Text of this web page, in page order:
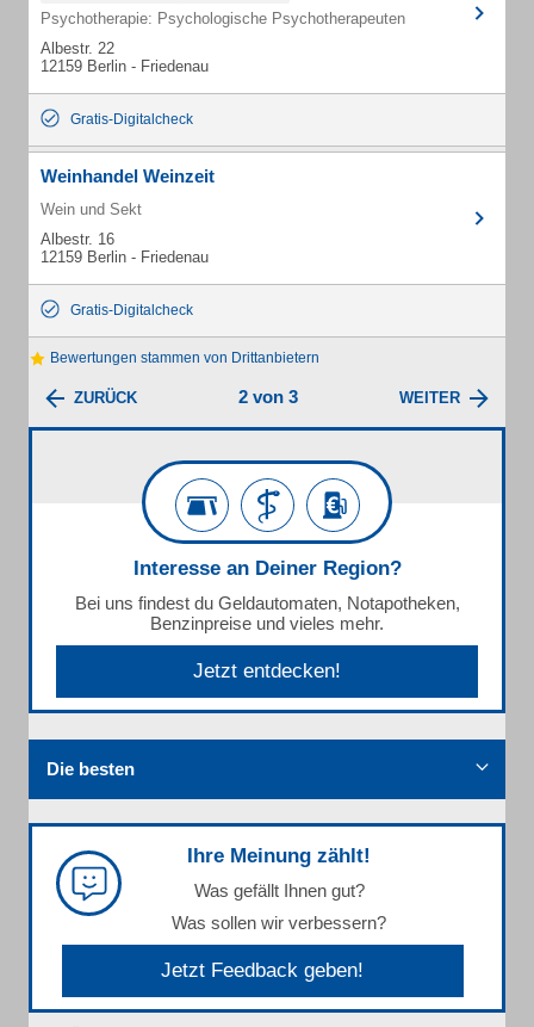
Psychotherapie: Psychologische Psychotherapeuten
Albestr. 22
12159 Berlin - Friedenau
Gratis-Digitalcheck
Weinhandel Weinzeit
Wein und Sekt
Albestr. 16
12159 Berlin - Friedenau
Gratis-Digitalcheck
Bewertungen stammen von Drittanbietern
ZURÜCK 2 von 3 WEITER
Interesse an Deiner Region?
Bei uns findest du Geldautomaten, Notapotheken,
Benzinpreise und vieles mehr.
Jetzt entdecken!
Die besten
Ihre Meinung zählt!
Was gefällt Ihnen gut?
Was sollen wir verbessern?
Jetzt Feedback geben!